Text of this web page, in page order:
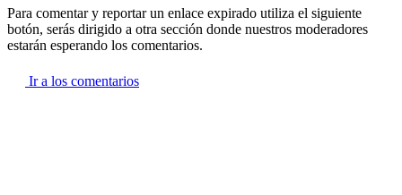
Para comentar y reportar un enlace expirado utiliza el siguiente
botón, serás dirigido a otra sección donde nuestros moderadores
estarán esperando los comentarios.
Ir a los comentarios